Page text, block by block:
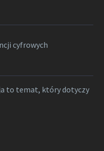
cyfrowych
to temat, który dotyczy